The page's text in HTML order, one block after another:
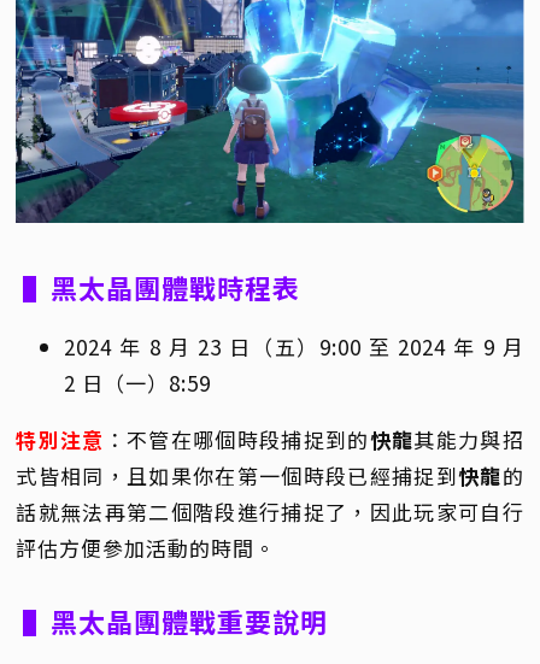
▌黑太晶團體戰時程表
2024 年 8 月 23 日（五）9:00 至 2024 年 9 月
2 日（一）8:59
特別注意 ：不管在哪個時段捕捉到的快龍其能力與招
式皆相同，且如果你在第一個時段已經捕捉到快龍的
話就無法再第二個階段進行捕捉了，因此玩家可自行
評估方便參加活動的時間。
▌黑太晶團體戰重要說明